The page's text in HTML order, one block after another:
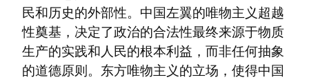
民和历史的外部性。中国左翼的唯物主义超越
性奠基，决定了政治的合法性最终来源于物质
生产的实践和人民的根本利益，而非任何抽象
的道德原则。东方唯物主义的立场，使得中国